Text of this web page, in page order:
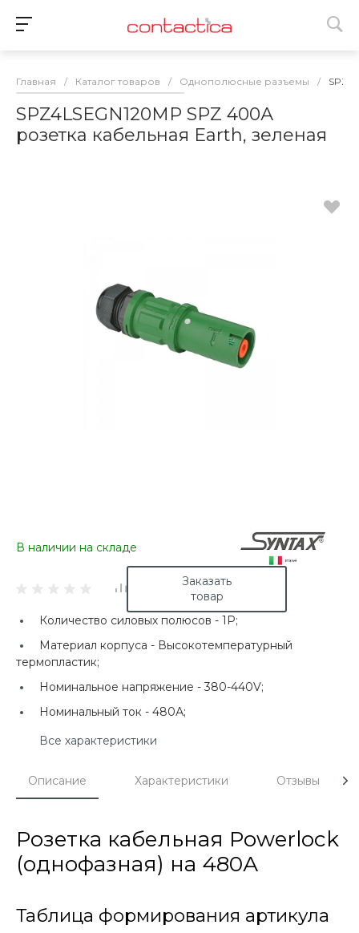
Главная / Каталог товаров / Однополюсные разъемы /
SPZ4LSEGN120MP SPZ 400А
розетка кабельная Earth, зеленая
В наличии на складе
Заказать
товар
Количество силовых полюсов - 1P;
Материал корпуса - Высокотемпературный
термопластик;
Номинальное напряжение - 380-440V;
Номинальный ток - 480А;
Все характеристики
Описание Характеристики Отзывы
Розетка кабельная Powerlock
(однофазная) на 480А
Таблица формирования артикула